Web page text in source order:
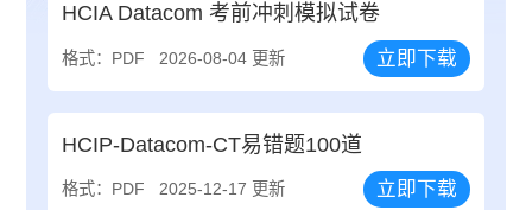
HCIA Datacom 考前冲刺模拟试卷
格式：PDF 2026-08-04 更新 立即下载
HCIP-Datacom-CT易错题100道
格式：PDF 2025-12-17 更新 立即下载